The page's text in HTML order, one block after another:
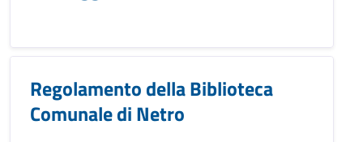
Regolamento della Biblioteca
Comunale di Netro